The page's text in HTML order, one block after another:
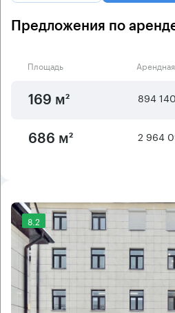
Предложения по
Площадь
169 м² 894
686 м² 2 964
8.2